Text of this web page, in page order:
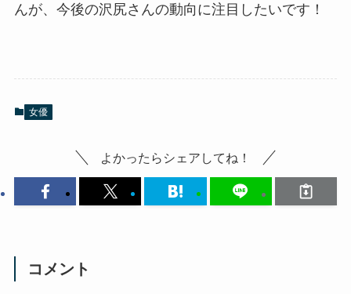
んが、今後の沢尻さんの動向に注目したいです！
女優
よかったらシェアしてね！
コメント